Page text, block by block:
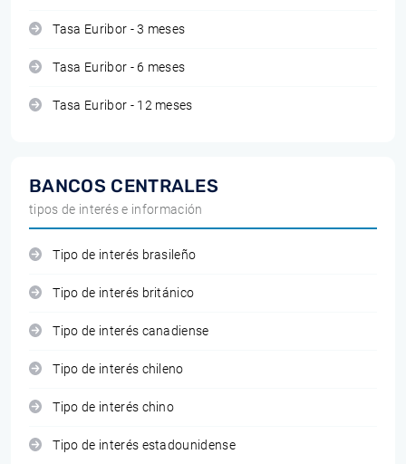
Tasa Euribor - 3 meses
Tasa Euribor - 6 meses
Tasa Euribor - 12 meses
BANCOS CENTRALES
tipos de interés e información
Tipo de interés brasileño
Tipo de interés británico
Tipo de interés canadiense
Tipo de interés chileno
Tipo de interés chino
Tipo de interés estadounidense